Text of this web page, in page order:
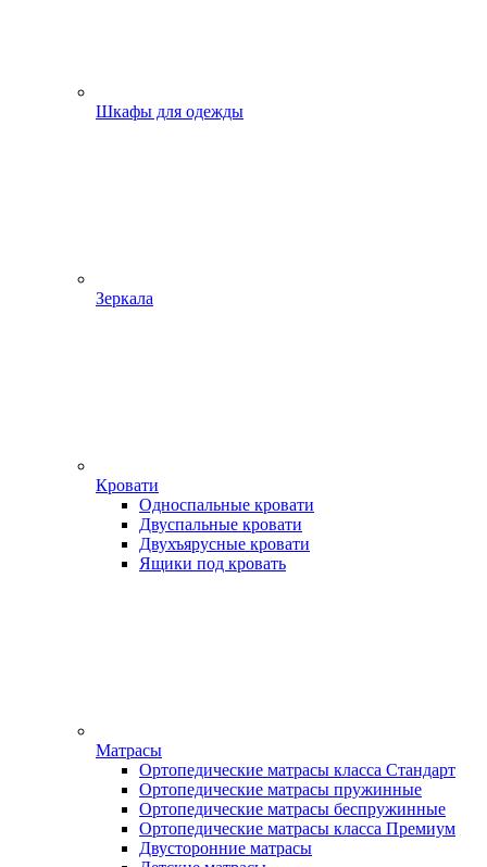
Шкафы для одежды
Зеркала
Кровати
Односпальные кровати
Двуспальные кровати
Двухъярусные кровати
Ящики под кровать
Матрасы
Ортопедические матрасы класса Стандарт
Ортопедические матрасы пружинные
Ортопедические матрасы беспружинные
Ортопедические матрасы класса Премиум
Двусторонние матрасы